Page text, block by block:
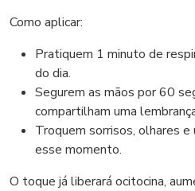
Como aplicar:
Pratiquem 1 minuto de
do dia.
Segurem as mãos por 60
compartilham uma
Troquem sorrisos, olhares
esse momento.
O toque já liberará ocitocina,